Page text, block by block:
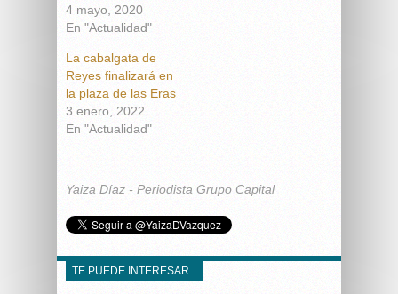
4 mayo, 2020
En "Actualidad"
La cabalgata de
Reyes finalizará en
la plaza de las Eras
3 enero, 2022
En "Actualidad"
Yaiza Díaz - Periodista Grupo Capital
TE PUEDE INTERESAR...